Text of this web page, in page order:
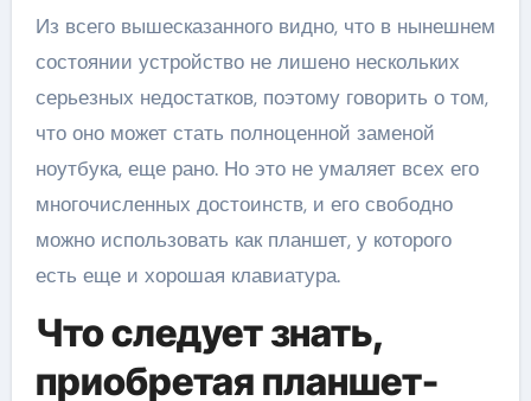
Из всего вышесказанного видно, что в нынешнем
состоянии устройство не лишено нескольких
серьезных недостатков, поэтому говорить о том,
что оно может стать полноценной заменой
ноутбука, еще рано. Но это не умаляет всех его
многочисленных достоинств, и его свободно
можно использовать как планшет, у которого
есть еще и хорошая клавиатура.
Что следует знать,
приобретая планшет-